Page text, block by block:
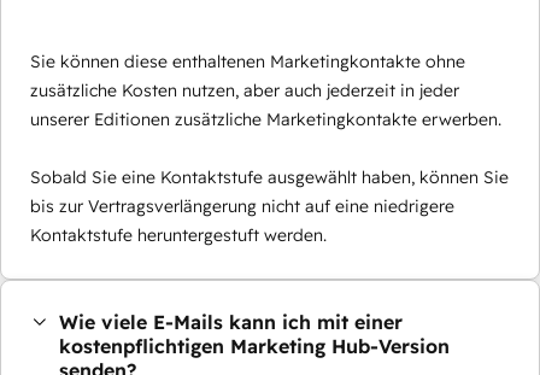
Sie können diese enthaltenen Marketingkontakte ohne
zusätzliche Kosten nutzen, aber auch jederzeit in jeder
unserer Editionen zusätzliche Marketingkontakte erwerben.
Sobald Sie eine Kontaktstufe ausgewählt haben, können Sie
bis zur Vertragsverlängerung nicht auf eine niedrigere
Kontaktstufe heruntergestuft werden.
Wie viele E-Mails kann ich mit einer
kostenpflichtigen Marketing Hub-Version